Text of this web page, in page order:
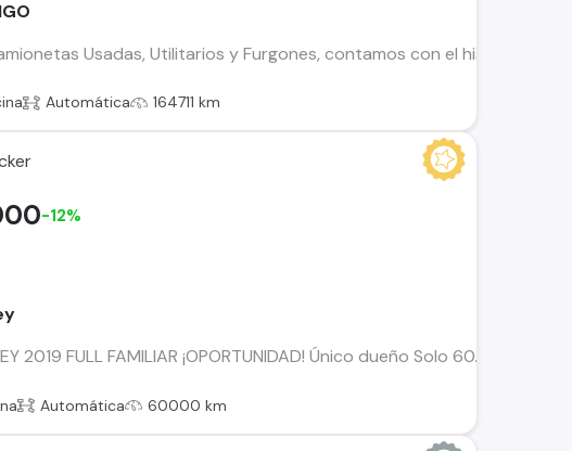
Usadas, Utilitarios y Furgones, contamos con el historial de
Automática 164711 km
2019 FULL FAMILIAR ¡OPORTUNIDAD! Único dueño Solo 60.000
-12%
Automática 60000 km